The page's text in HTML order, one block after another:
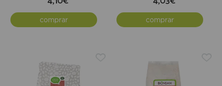
comprar comprar